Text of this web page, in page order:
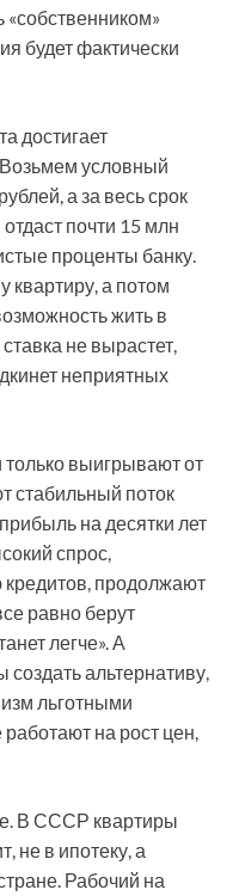
«собственником»
будет фактически
достигает
условный
а за весь срок
почти 15 млн
проценты банку.
квартиру, а потом
жить в
не вырастет,
неприятных
выигрывают от
стабильный поток
на десятки лет
спрос,
продолжают
равно берут
легче». А
создать альтернативу,
льготными
на рост цен,
В СССР квартиры
не в ипотеку, а
Рабочий на